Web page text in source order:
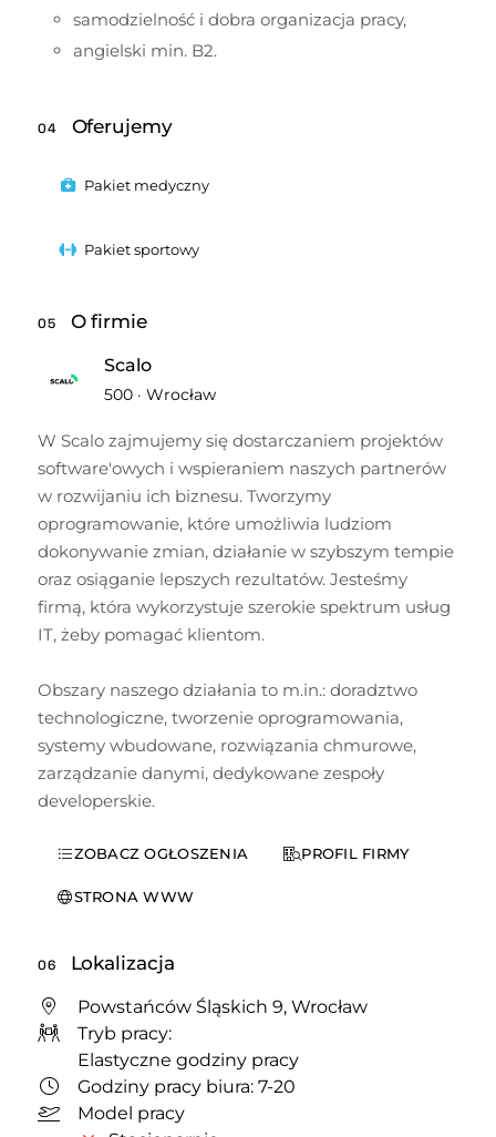
samodzielność i dobra organizacja pracy,
angielski min. B2.
04 Oferujemy
Pakiet medyczny
Pakiet sportowy
05 O firmie
Scalo
500 ·Wrocław
W Scalo zajmujemy się dostarczaniem projektów
software'owych i wspieraniem naszych partnerów
w rozwijaniu ich biznesu. Tworzymy
oprogramowanie, które umożliwia ludziom
dokonywanie zmian, działanie w szybszym tempie
oraz osiąganie lepszych rezultatów. Jesteśmy
firmą, która wykorzystuje szerokie spektrum usług
IT, żeby pomagać klientom.
Obszary naszego działania to m.in.: doradztwo
technologiczne, tworzenie oprogramowania,
systemy wbudowane, rozwiązania chmurowe,
zarządzanie danymi, dedykowane zespoły
developerskie.
ZOBACZ OGŁOSZENIA PROFIL FIRMY
STRONA WWW
06 Lokalizacja
Powstańców Śląskich 9, Wrocław
Tryb pracy:
Elastyczne godziny pracy
Godziny pracy biura: 7-20
Model pracy